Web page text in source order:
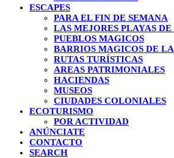
ESCAPES
PARA EL FIN DE SEMANA
LAS MEJORES PLAYAS
PUEBLOS MAGICOS
BARRIOS MAGICOS DE
RUTAS TURÍSTICAS
AREAS PATRIMONIALES
HACIENDAS
MUSEOS
CIUDADES COLONIALES
ECOTURISMO
POR ACTIVIDAD
ANÚNCIATE
CONTACTO
SEARCH